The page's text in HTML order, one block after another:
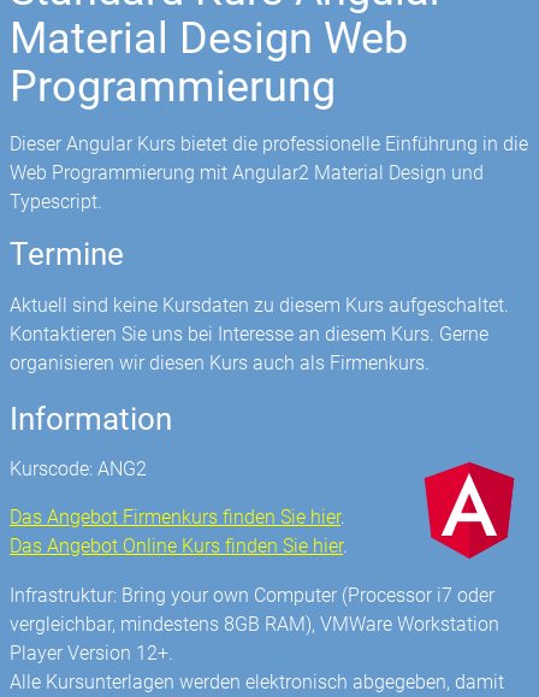
Material Design Web
Programmierung
Dieser Angular Kurs bietet die professionelle Einführung in die
Web Programmierung mit Angular2 Material Design und
Typescript.
Termine
Aktuell sind keine Kursdaten zu diesem Kurs aufgeschaltet.
Kontaktieren Sie uns bei Interesse an diesem Kurs. Gerne
organisieren wir diesen Kurs auch als Firmenkurs.
Information
Kurscode: ANG2
Das Angebot Firmenkurs finden Sie hier.
Das Angebot Online Kurs finden Sie hier.
Infrastruktur: Bring your own Computer (Processor i7 oder
vergleichbar, mindestens 8GB RAM), VMWare Workstation
Player Version 12+.
Alle Kursunterlagen werden elektronisch abgegeben, damit